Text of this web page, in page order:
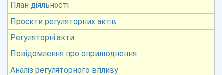
План діяльності
Проєкти регуляторних актів
Регуляторні акти
Повідомлення про оприлюднення
Аналіз регуляторного впливу